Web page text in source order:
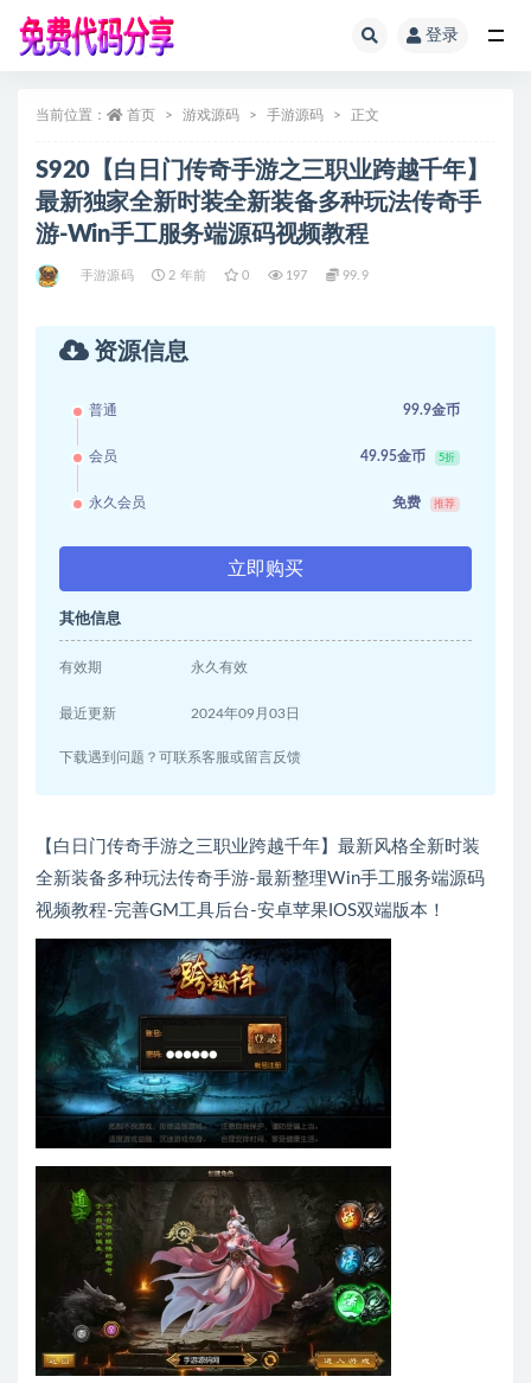
登录
当前位置： 首页 游戏源码 手游源码 正文
S920【白日门传奇手游之三职业跨越千年】
最新独家全新时装全新装备多种玩法传奇手
游-Win手工服务端源码视频教程
手游源码 2 年前 0 197 99.9
资源信息
普通 99.9金币
会员 49.95金币 5折
永久会员 免费 推荐
立即购买
其他信息
有效期 永久有效
最近更新 2024年09月03日
下载遇到问题？可联系客服或留言反馈
【白日门传奇手游之三职业跨越千年】最新风格全新时装
全新装备多种玩法传奇手游-最新整理Win手工服务端源码
视频教程-完善GM工具后台-安卓苹果IOS双端版本！